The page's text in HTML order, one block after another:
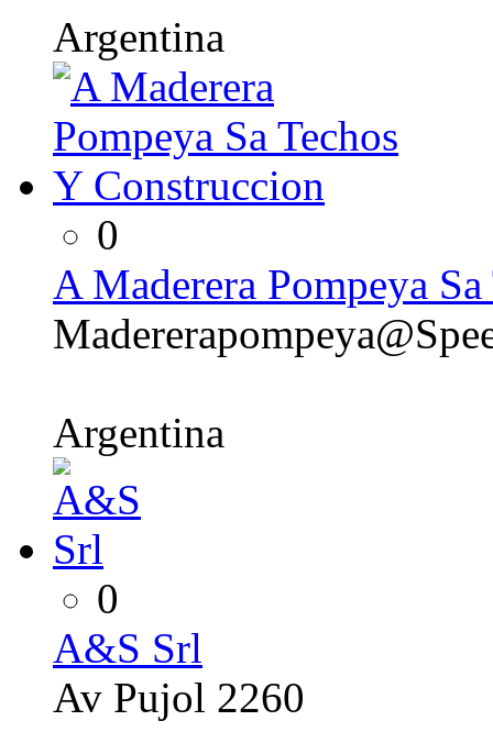
Argentina
0
A Maderera Pompeya
Argentina
0
A&S Srl
Av Pujol 2260